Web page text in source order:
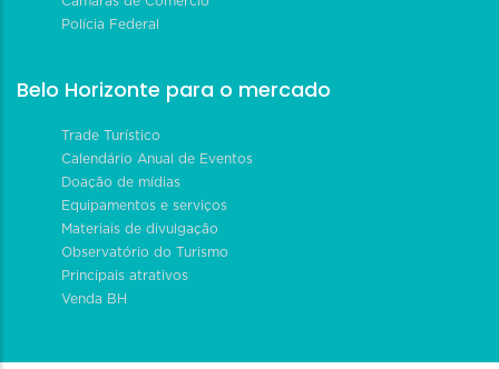
Polícia Federal
Belo Horizonte para o mercado
Trade Turístico
Calendário Anual de Eventos
Doação de mídias
Equipamentos e serviços
Materiais de divulgação
Observatório do Turismo
Principais atrativos
Venda BH